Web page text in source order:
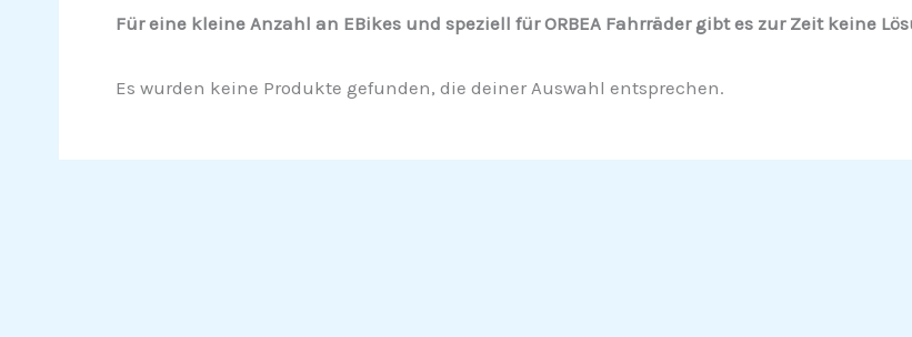
Für eine kleine Anzahl an EBikes und speziell für ORBEA Fahrräder gibt es zur Zeit keine
Es wurden keine Produkte gefunden, die deiner Auswahl entsprechen.